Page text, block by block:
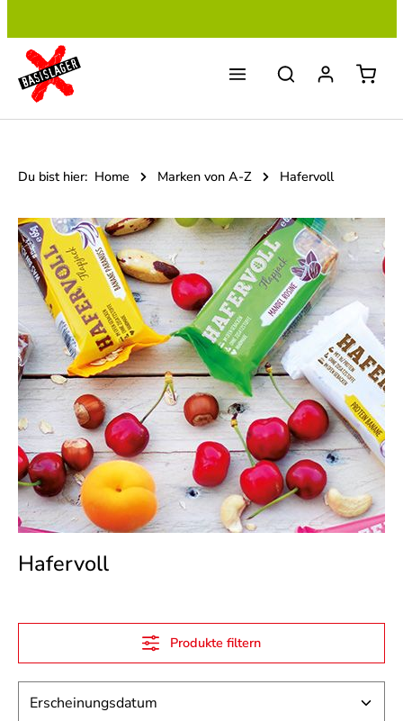
Du bist hier: Home Marken von A-Z Hafervoll
Hafervoll
Produkte filtern